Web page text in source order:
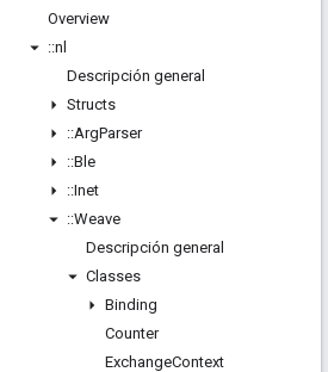
Overview
::nl
Descripción general
Structs
::ArgParser
::Ble
::Inet
::Weave
Descripción general
Classes
Binding
Counter
ExchangeContext